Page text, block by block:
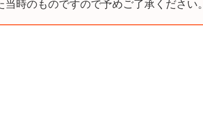
時のものですので予めご了承ください。